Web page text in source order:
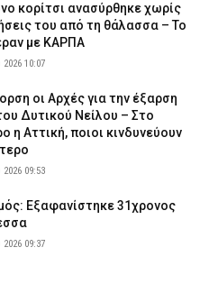
παιδί σε πισίνα –
Βίγλα Νάξου – Σηκώθηκε
οργανώθηκε η επιχείρηση
περιοχή της
πυροβολισμού
κορίτσι ανασύρθηκε χωρίς
του από τη θάλασσα – Το
με ΚΑΡΠΑ
10:07
οι Αρχές για την έξαρση
Δυτικού Νείλου – Στο
η Αττική, ποιοι κινδυνεύουν
09:53
Εξαφανίστηκε 31χρονος
09:37